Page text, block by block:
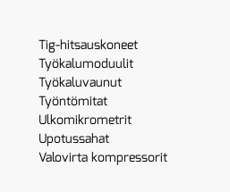
Tig-hitsauskoneet
Työkalumoduulit
Työkaluvaunut
Työntömitat
Ulkomikrometrit
Upotussahat
Valovirta kompressorit